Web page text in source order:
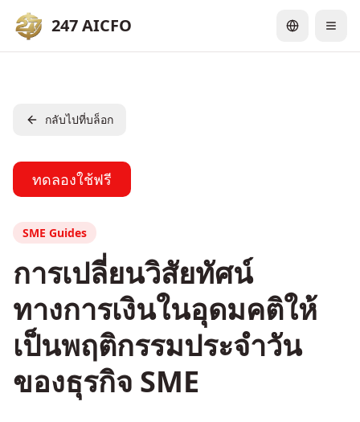
247 AICFO
กลับไปที่บล็อก
ทดลองใช้ฟรี
SME Guides
การเปลี่ยนวิสัยทัศน์
ทางการเงินในอุดมคติให้
เป็นพฤติกรรมประจำวัน
ของธุรกิจ SME